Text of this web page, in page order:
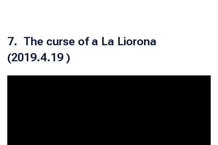
7. The curse of a La Liorona
(2019.4.19 )